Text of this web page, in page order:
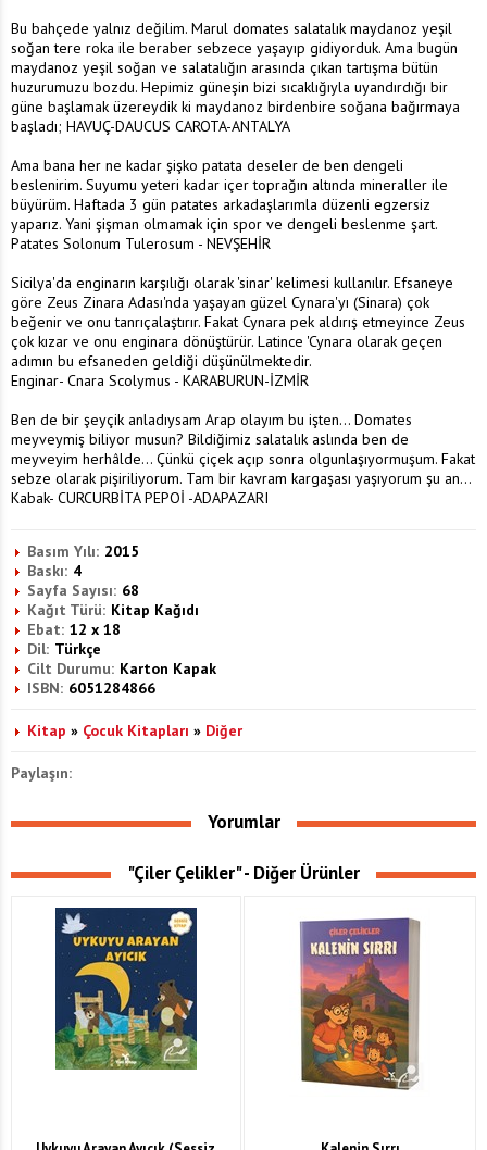
Bu bahçede yalnız değilim. Marul domates salatalık maydanoz yeşil
soğan tere roka ile beraber sebzece yaşayıp gidiyorduk. Ama bugün
maydanoz yeşil soğan ve salatalığın arasında çıkan tartışma bütün
huzurumuzu bozdu. Hepimiz güneşin bizi sıcaklığıyla uyandırdığı bir
güne başlamak üzereydik ki maydanoz birdenbire soğana bağırmaya
başladı; HAVUÇ-DAUCUS CAROTA-ANTALYA
Ama bana her ne kadar şişko patata deseler de ben dengeli
beslenirim. Suyumu yeteri kadar içer toprağın altında mineraller ile
büyürüm. Haftada 3 gün patates arkadaşlarımla düzenli egzersiz
yaparız. Yani şişman olmamak için spor ve dengeli beslenme şart.
Patates Solonum Tulerosum - NEVŞEHİR
Sicilya'da enginarın karşılığı olarak 'sinar' kelimesi kullanılır. Efsaneye
göre Zeus Zinara Adası'nda yaşayan güzel Cynara'yı (Sinara) çok
beğenir ve onu tanrıçalaştırır. Fakat Cynara pek aldırış etmeyince Zeus
çok kızar ve onu enginara dönüştürür. Latince 'Cynara olarak geçen
adımın bu efsaneden geldiği düşünülmektedir.
Enginar- Cnara Scolymus - KARABURUN-İZMİR
Ben de bir şeyçik anladıysam Arap olayım bu işten... Domates
meyveymiş biliyor musun? Bildiğimiz salatalık aslında ben de
meyveyim herhâlde... Çünkü çiçek açıp sonra olgunlaşıyormuşum. Fakat
sebze olarak pişiriliyorum. Tam bir kavram kargaşası yaşıyorum şu an...
Kabak- CURCURBİTA PEPOİ -ADAPAZARI
Basım Yılı: 2015
Baskı: 4
Sayfa Sayısı: 68
Kağıt Türü: Kitap Kağıdı
Ebat: 12 x 18
Dil: Türkçe
Cilt Durumu: Karton Kapak
ISBN: 6051284866
Kitap » Çocuk Kitapları » Diğer
Paylaşın:
Yorumlar
"Çiler Çelikler" - Diğer Ürünler